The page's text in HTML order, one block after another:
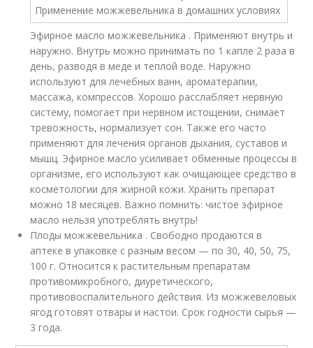
Эфирное масло можжевельника . Применяют внутрь и
наружно. Внутрь можно принимать по 1 капле 2 раза в
день, разводя в меде и теплой воде. Наружно
используют для лечебных ванн, ароматерапии,
массажа, компрессов. Хорошо расслабляет нервную
систему, помогает при нервном истощении, снимает
тревожность, нормализует сон. Также его часто
применяют для лечения органов дыхания, суставов и
мышц. Эфирное масло усиливает обменные процессы в
организме, его используют как очищающее средство в
косметологии для жирной кожи. Хранить препарат
можно 18 месяцев. Важно помнить: чистое эфирное
масло нельзя употреблять внутрь!
Плоды можжевельника . Свободно продаются в
аптеке в упаковке с разным весом — по 30, 40, 50, 75,
100 г. Относится к растительным препаратам
противомикробного, диуретического,
противовоспалительного действия. Из можжевеловых
ягод готовят отвары и настои. Срок годности сырья —
3 года.